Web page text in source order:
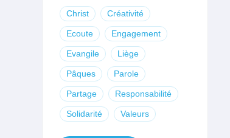
Christ Créativité
Ecoute Engagement
Evangile Liège
Pâques Parole
Partage Responsabilité
Solidarité Valeurs